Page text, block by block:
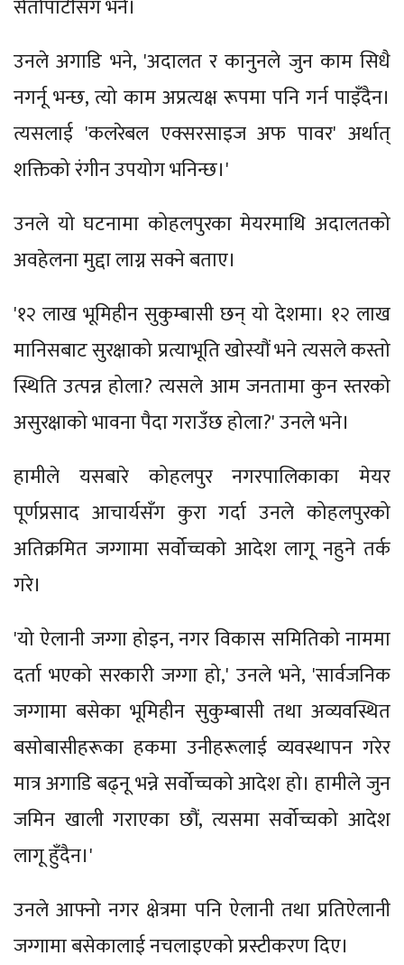
सेतोपाटीसँग भने।
उनले अगाडि भने, 'अदालत र कानुनले जुन काम सिधै
नगर्नू भन्छ, त्यो काम अप्रत्यक्ष रूपमा पनि गर्न पाइँदैन।
त्यसलाई 'कलरेबल एक्सरसाइज अफ पावर' अर्थात्
शक्तिको रंगीन उपयोग भनिन्छ।'
उनले यो घटनामा कोहलपुरका मेयरमाथि अदालतको
अवहेलना मुद्दा लाग्न सक्ने बताए।
'१२ लाख भूमिहीन सुकुम्बासी छन् यो देशमा। १२ लाख
मानिसबाट सुरक्षाको प्रत्याभूति खोस्यौं भने त्यसले कस्तो
स्थिति उत्पन्न होला? त्यसले आम जनतामा कुन स्तरको
असुरक्षाको भावना पैदा गराउँछ होला?' उनले भने।
हामीले यसबारे कोहलपुर नगरपालिकाका मेयर
पूर्णप्रसाद आचार्यसँग कुरा गर्दा उनले कोहलपुरको
अतिक्रमित जग्गामा सर्वोच्चको आदेश लागू नहुने तर्क
गरे।
'यो ऐलानी जग्गा होइन, नगर विकास समितिको नाममा
दर्ता भएको सरकारी जग्गा हो,' उनले भने, 'सार्वजनिक
जग्गामा बसेका भूमिहीन सुकुम्बासी तथा अव्यवस्थित
बसोबासीहरूका हकमा उनीहरूलाई व्यवस्थापन गरेर
मात्र अगाडि बढ्नू भन्ने सर्वोच्चको आदेश हो। हामीले जुन
जमिन खाली गराएका छौं, त्यसमा सर्वोच्चको आदेश
लागू हुँदैन।'
उनले आफ्नो नगर क्षेत्रमा पनि ऐलानी तथा प्रतिऐलानी
जग्गामा बसेकालाई नचलाइएको प्रस्टीकरण दिए।